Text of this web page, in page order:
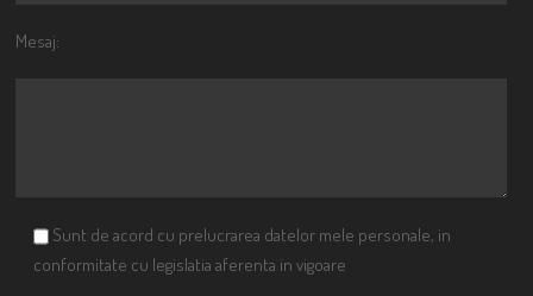
Mesaj:
Sunt de acord cu prelucrarea datelor mele personale, in
conformitate cu legislatia aferenta in vigoare